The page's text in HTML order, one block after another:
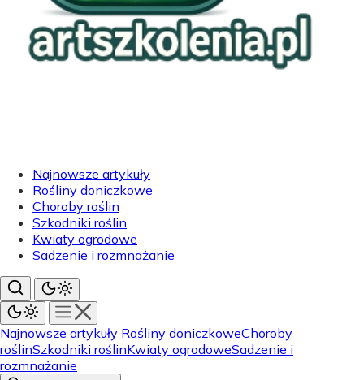
Najnowsze artykuły
Rośliny doniczkowe
Choroby roślin
Szkodniki roślin
Kwiaty ogrodowe
Sadzenie i rozmnażanie
Najnowsze artykuły Rośliny doniczkoweChoroby
roślinSzkodniki roślinKwiaty ogrodoweSadzenie i
rozmnażanie